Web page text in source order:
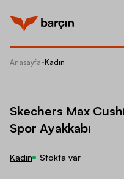
Anasayfa-Kadın
Skechers Max
Spor Ayakkabı
Kadın Stokta var